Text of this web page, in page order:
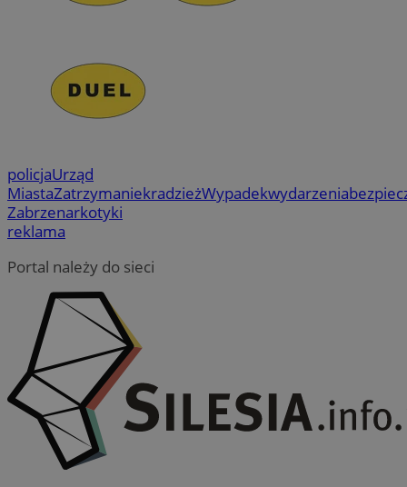
policjaUrząd
MiastaZatrzymaniekradzieżWypadekwydarzenia
Zabrzenarkotyki
reklama
Portal należy do sieci